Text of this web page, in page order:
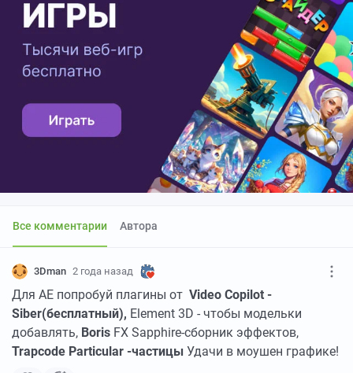
Все комментарии Автора
3Dman 2 года назад
Для АЕ попробуй плагины от Video Copilot -
Siber(бесплатный), Element 3D - чтобы модельки
добавлять, Boris FX Sapphire-сборник эффектов,
Trapcode Particular -частицы Удачи в моушен графике!